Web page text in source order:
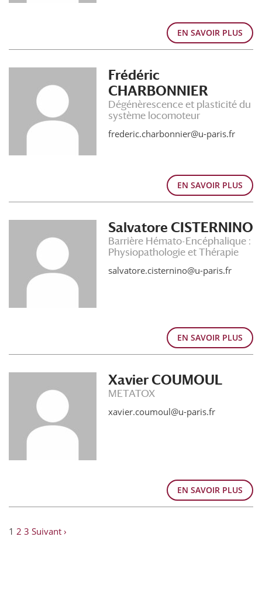
EN SAVOIR PLUS
Frédéric
CHARBONNIER
Dégénèrescence et plasticité du
système locomoteur
frederic.charbonnier@u-paris.fr
EN SAVOIR PLUS
Salvatore CISTERNINO
Barrière Hémato-Encéphalique :
Physiopathologie et Thérapie
salvatore.cisternino@u-paris.fr
EN SAVOIR PLUS
Xavier COUMOUL
METATOX
xavier.coumoul@u-paris.fr
EN SAVOIR PLUS
1 2 3 Suivant ›